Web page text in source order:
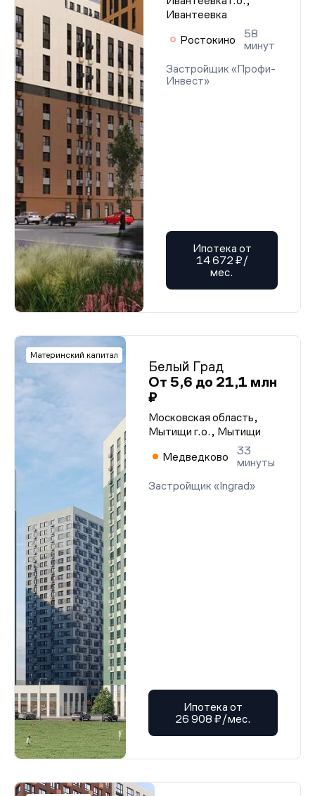
Ивантеевка
Ростокино
58
минут
Застройщик «Профи-
Инвест»
Ипотека от
14 672 ₽/
мес.
Материнский капитал
Белый Град
От 5,6 до 21,1 млн
₽
Московская область,
Мытищи г.о., Мытищи
Медведково
33
минуты
Застройщик «Ingrad»
Ипотека от
26 908 ₽/мес.